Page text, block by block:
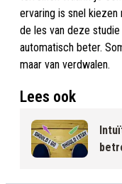
ervaring is snel
de les van deze
automatisch beter.
maar van verdwalen.
Lees ook